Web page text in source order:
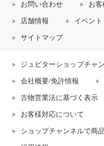
お問い合わせ お
店舗情報 イベン
サイトマップ
ジュピターショップチャ
会社概要/免許情報
古物営業法に基づく表示
お客様対応について
ショップチャンネルで商